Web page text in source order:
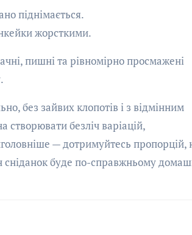
піднімається.
жорсткими.
пишні та рівномірно просмажені
без зайвих клопотів і з відмінним
безліч варіацій,
— дотримуйтесь пропорцій,
сніданок буде по-справжньому